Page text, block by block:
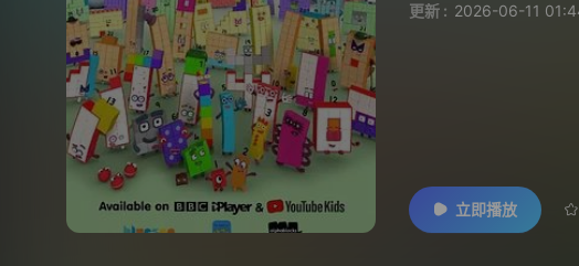
更新 : 2026-06-11
立即播放